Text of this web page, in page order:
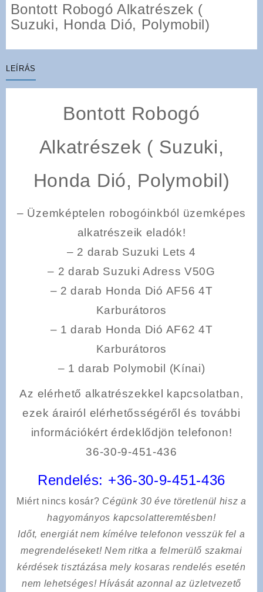
Bontott Robogó Alkatrészek (
Suzuki, Honda Dió, Polymobil)
LEÍRÁS
Bontott Robogó
Alkatrészek ( Suzuki,
Honda Dió, Polymobil)
– Üzemképtelen robogóinkból üzemképes
alkatrészeik eladók!
– 2 darab Suzuki Lets 4
– 2 darab Suzuki Adress V50G
– 2 darab Honda Dió AF56 4T
Karburátoros
– 1 darab Honda Dió AF62 4T
Karburátoros
– 1 darab Polymobil (Kínai)
Az elérhető alkatrészekkel kapcsolatban,
ezek árairól elérhetősségéről és további
információkért érdeklődjön telefonon!
36-30-9-451-436
Rendelés: +36-30-9-451-436
Miért nincs kosár? Cégünk 30 éve töretlenül hisz a
hagyományos kapcsolatteremtésben!
Időt, energiát nem kímélvetelefonon vesszük fel a
megrendeléseket! Nem ritka a felmerülő szakmai
kérdések tisztázása mely kosaras rendelés esetén
nem lehetséges! Hívását azonnal az üzletvezető